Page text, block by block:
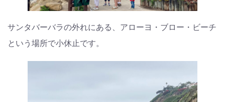
サンタバーバラの外れにある、アローヨ・ブロー・ビーチ
という場所で小休止です。